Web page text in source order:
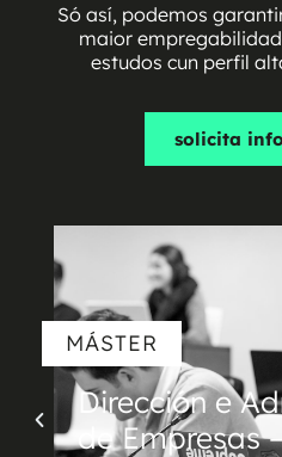
Só así, podemos
maior
estudos cun perfil
solicita
MÁSTER
Dirección e
de Empresas